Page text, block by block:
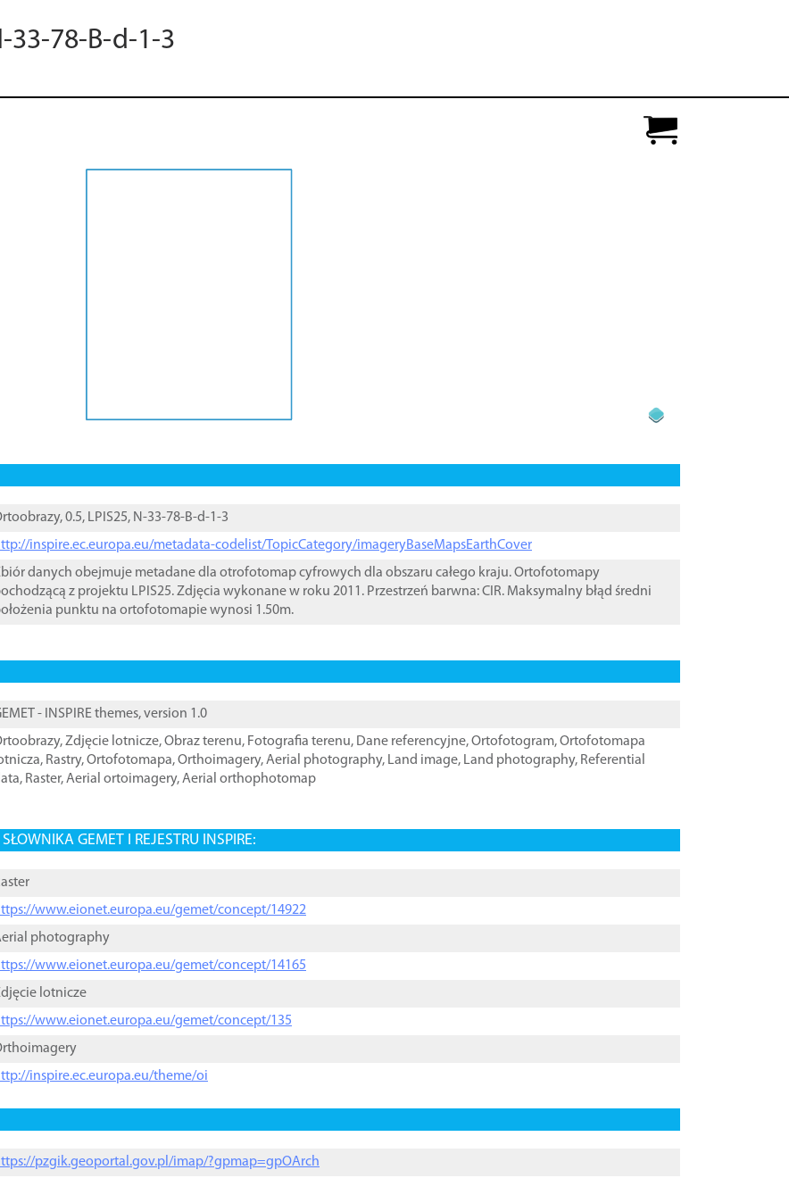
33-78-B-d-1-3
0.5, LPIS25, N-33-78-B-d-1-3
inspire.ec.europa.eu/metadata-codelist/TopicCategory/imageryBaseMapsEarthCover
danych obejmuje metadane dla otrofotomap cyfrowych dla obszaru całego kraju. Ortofotomapy
z projektu LPIS25. Zdjęcia wykonane w roku 2011. Przestrzeń barwna: CIR. Maksymalny błąd średni
punktu na ortofotomapie wynosi 1.50m.
- INSPIRE themes, version 1.0
,Zdjęcie lotnicze,Obraz terenu, Fotografia terenu, Dane referencyjne,Ortofotogram,Ortofotomapa
, Rastry,Ortofotomapa,Orthoimagery,Aerial photography, Land image, Land photography, Referential
, Raster,Aerial ortoimagery,Aerial orthophotomap
GEMET I REJESTRU INSPIRE:
www.eionet.europa.eu/gemet/concept/14922
photography
www.eionet.europa.eu/gemet/concept/14165
lotnicze
www.eionet.europa.eu/gemet/concept/135
inspire.ec.europa.eu/theme/oi
pzgik.geoportal.gov.pl/imap/?gpmap=gpOArch